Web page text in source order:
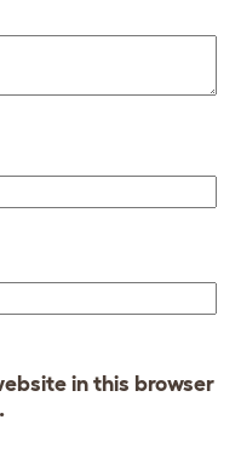
in this browser